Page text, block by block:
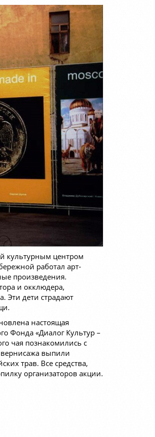
культурным центром
работал арт-
произведения.
и окклюдера,
Эти дети страдают
настоящая
Фонда «Диалог Культур –
чая познакомились с
вернисажа выпили
трав. Все средства,
организаторов акции.